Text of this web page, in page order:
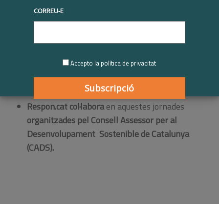
"l'agenda 2030:
aquest 27 de setembre
amb l'acte "Una agenda per
a les persones i la prosperitat: visions i aliances
Respon.cat col·laboraen aquestes jornades
organitzades pel Consell Assessor per al
Desenvolupament Sostenible de Catalunya
(CADS).
CORREU-E
Accepto la política de privacitat